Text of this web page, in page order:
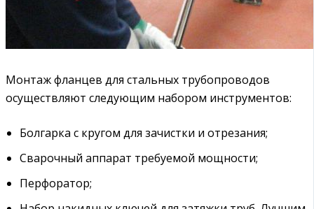
Монтаж фланцев для стальных трубопроводов
осуществляют следующим набором инструментов:
Болгарка с кругом для зачистки и отрезания;
Сварочный аппарат требуемой мощности;
Перфоратор;